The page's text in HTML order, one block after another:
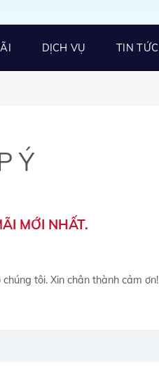
DỊCH VỤ TIN TỨC
Ý
MỚI NHẤT.
tôi. Xin chân thành cảm ơn!